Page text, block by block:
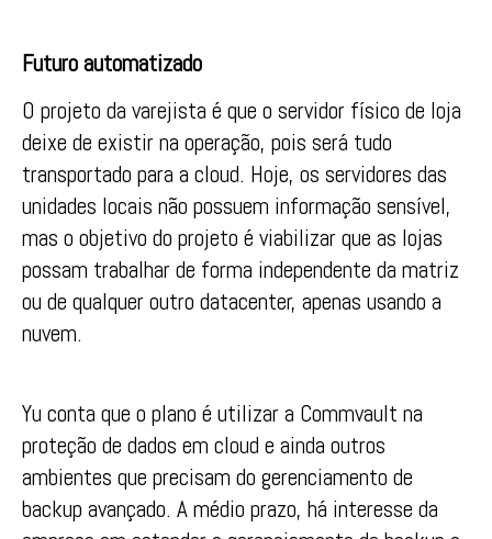
Futuro automatizado
O projeto da varejista é que o servidor físico de loja
deixe de existir na operação, pois será tudo
transportado para a cloud. Hoje, os servidores das
unidades locais não possuem informação sensível,
mas o objetivo do projeto é viabilizar que as lojas
possam trabalhar de forma independente da matriz
ou de qualquer outro datacenter, apenas usando a
nuvem.
Yu conta que o plano é utilizar a Commvault na
proteção de dados em cloud e ainda outros
ambientes que precisam do gerenciamento de
backup avançado. A médio prazo, há interesse da